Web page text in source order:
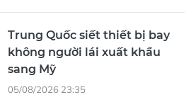
Trung Quốc siết thiết bị bay
không người lái xuất khẩu
sang Mỹ
05/08/2026 23:35